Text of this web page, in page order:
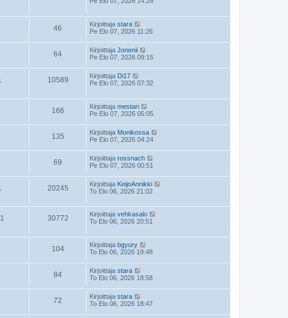
46 Kirjoittaja stara
Pe Elo 07, 2026 11:26
64 Kirjoittaja Jonenii
Pe Elo 07, 2026 09:15
10589 Kirjoittaja Di17
Pe Elo 07, 2026 07:32
166 Kirjoittaja mestari
Pe Elo 07, 2026 05:05
135 Kirjoittaja Monikossa
Pe Elo 07, 2026 04:24
69 Kirjoittaja rossnach
Pe Elo 07, 2026 00:51
20245 Kirjoittaja KeijoAnnikki
To Elo 06, 2026 21:02
30772 Kirjoittaja vehkasalo
To Elo 06, 2026 20:51
104 Kirjoittaja bgyury
To Elo 06, 2026 19:48
84 Kirjoittaja stara
To Elo 06, 2026 18:58
72 Kirjoittaja stara
To Elo 06, 2026 18:47